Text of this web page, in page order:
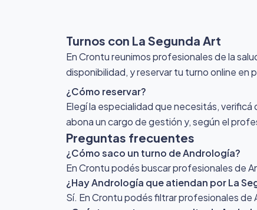
Turnos con La Segunda Art
En Crontu reunimos profesionales de la
disponibilidad, y reservar tu turno online en
¿Cómo reservar?
Elegí la especialidad que necesitás,
abona un cargo de gestión y, según el
Preguntas frecuentes
¿Cómo saco un turno de Andrología?
En Crontu podés buscar profesionales de
¿Hay Andrología que atiendan por La
Sí. En Crontu podés filtrar profesionales